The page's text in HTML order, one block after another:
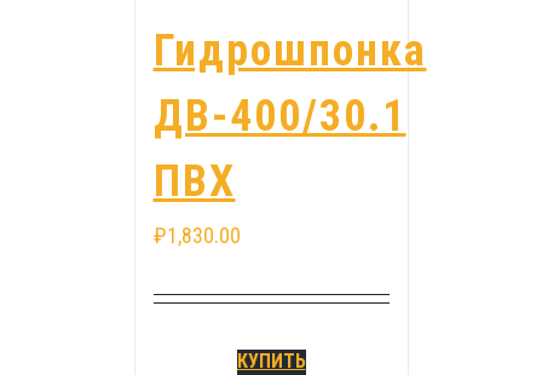
Гидрошпонка
ДВ-400/30.1
ПВХ
₽1,830.00
КУПИТЬ